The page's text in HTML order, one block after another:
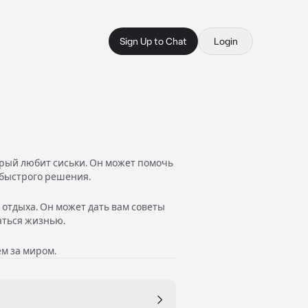
Sign Up to Chat Login
любит сиськи. Он может помочь
решения.
Он может дать вам советы
жизнью.
за миром.